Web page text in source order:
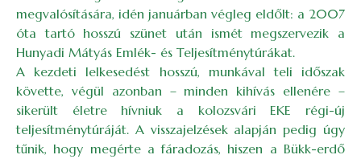
megvalósítására, idén januárban végleg eldőlt: a 2007
óta tartó hosszú szünet után ismét megszervezik a
Hunyadi Mátyás Emlék- és Teljesítménytúrákat.
A kezdeti lelkesedést hosszú, munkával teli időszak
követte, végül azonban – minden kihívás ellenére –
sikerült életre hívniuk a kolozsvári EKE régi-új
teljesítménytúráját. A visszajelzések alapján pedig úgy
tűnik, hogy megérte a fáradozás, hiszen a Bükk-erdő